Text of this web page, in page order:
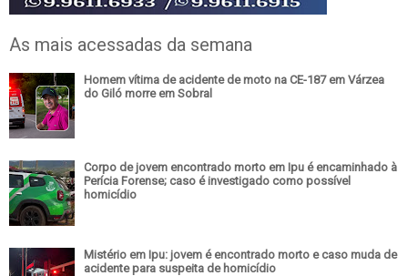
As mais acessadas da semana
Homem vítima de acidente de moto na CE-187 em Várzea
do Giló morre em Sobral
Corpo de jovem encontrado morto em Ipu é encaminhado à
Perícia Forense; caso é investigado como possível
homicídio
Mistério em Ipu: jovem é encontrado morto e caso muda de
acidente para suspeita de homicídio